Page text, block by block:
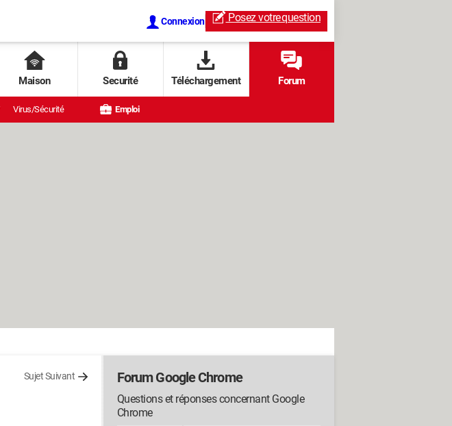
Connexion Posez votrequestion
Maison Securité Téléchargement Forum
Virus/Sécurité Emploi
Sujet Suivant Forum Google Chrome
Questions et réponses concernant Google
Chrome